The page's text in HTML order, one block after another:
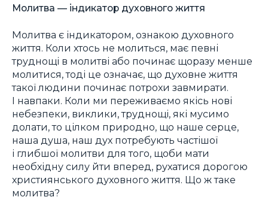
Молитва — індикатор духовного життя
Молитва є індикатором, ознакою духовного
життя. Коли хтось не молиться, має певні
труднощі в молитві або починає щоразу менше
молитися, тоді це означає, що духовне життя
такої людини починає потрохи завмирати.
І навпаки. Коли ми переживаємо якісь нові
небезпеки, виклики, труднощі, які мусимо
долати, то цілком природно, що наше серце,
наша душа, наш дух потребують частішої
і глибшої молитви для того, щоби мати
необхідну силу йти вперед, рухатися дорогою
християнського духовного життя. Що ж таке
молитва?